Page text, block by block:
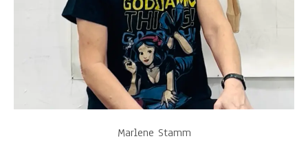
Marlene Stamm